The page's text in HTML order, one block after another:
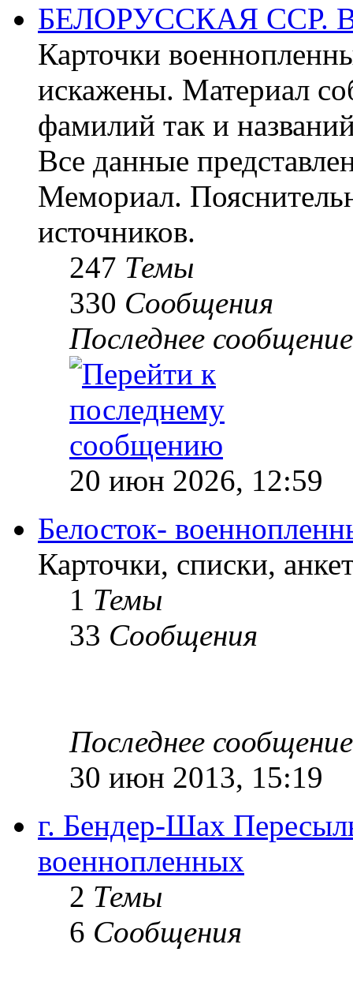
БЕЛОРУССКАЯ
Карточки
искажены. Материал
фамилий так и
Все данные
Мемориал.
источников.
247 Темы
330 Сообщения
Последнее сообщение
20 июн 2026, 12:59
Белосток-
Карточки, списки,
1 Темы
33 Сообщения
Последнее сообщение
30 июн 2013, 15:19
г. Бендер-Шах
военнопленных
2 Темы
6 Сообщения